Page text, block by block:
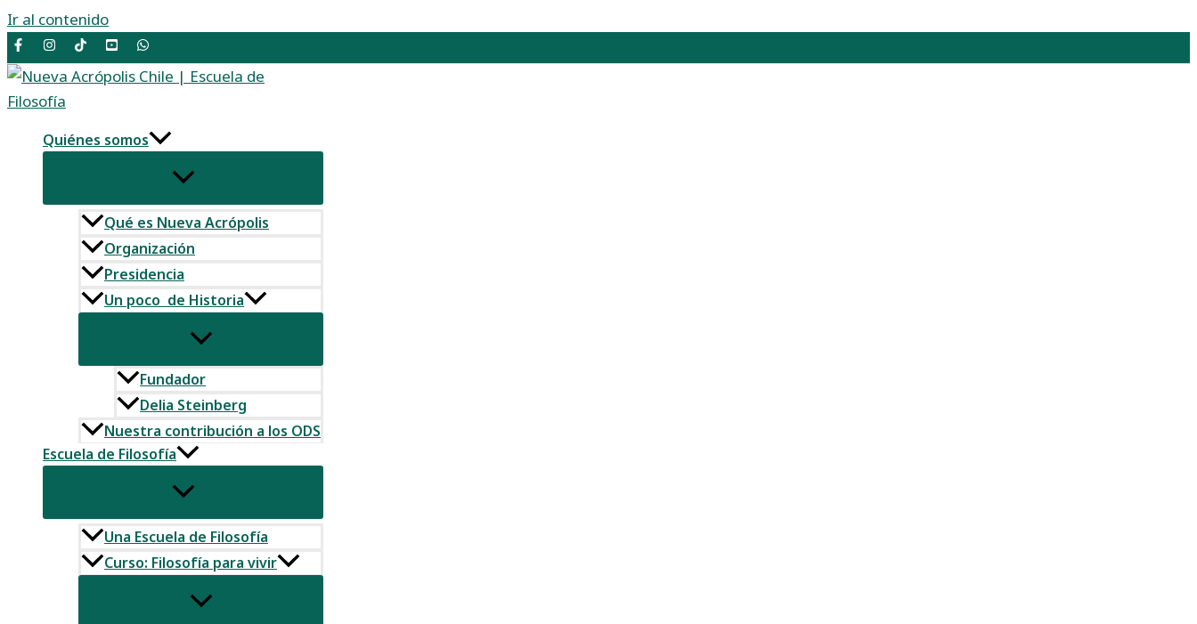
Ir al contenido
Quiénes somos
Qué es Nueva Acrópolis
Organización
Presidencia
Un poco de Historia
Fundador
Delia Steinberg
Nuestra contribución a los ODS
Escuela de Filosofía
Una Escuela de Filosofía
Curso: Filosofía para vivir